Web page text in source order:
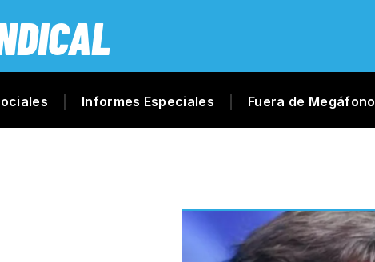
Informes Especiales Fuera de Megáfono